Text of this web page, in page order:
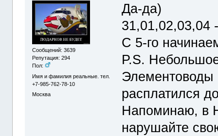
Сообщений: 3639
Репутация: 294
Пол:
Имя и фамилия реальные. тел.
+7-985-762-78-10
Москва
Да-да)
31,01,02,03,04
С 5-го
P.S.
Элементоводы
расплатился
Напоминаю, в
нарушайте